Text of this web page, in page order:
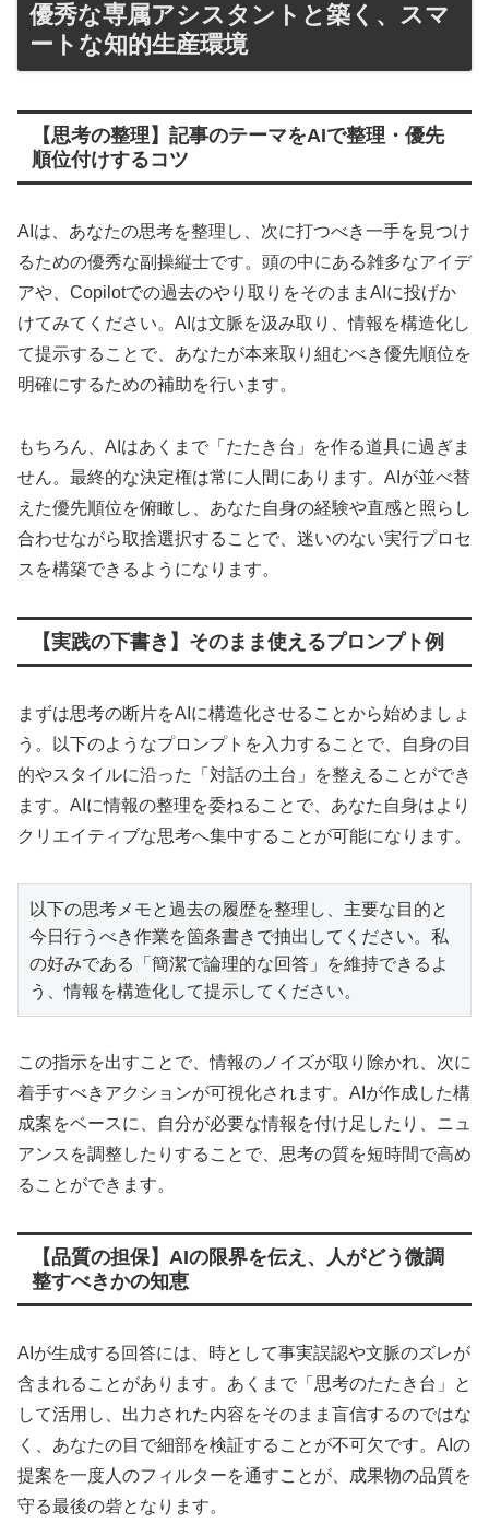
優秀な専属アシスタントと築く、スマ
ートな知的生産環境
【思考の整理】記事のテーマをAIで整理・優先
順位付けするコツ
AIは、あなたの思考を整理し、次に打つべき一手を見つけ
るための優秀な副操縦士です。頭の中にある雑多なアイデ
アや、Copilotでの過去のやり取りをそのままAIに投げか
けてみてください。AIは文脈を汲み取り、情報を構造化し
て提示することで、あなたが本来取り組むべき優先順位を
明確にするための補助を行います。
もちろん、AIはあくまで「たたき台」を作る道具に過ぎま
せん。最終的な決定権は常に人間にあります。AIが並べ替
えた優先順位を俯瞰し、あなた自身の経験や直感と照らし
合わせながら取捨選択することで、迷いのない実行プロセ
スを構築できるようになります。
【実践の下書き】そのまま使えるプロンプト例
まずは思考の断片をAIに構造化させることから始めましょ
う。以下のようなプロンプトを入力することで、自身の目
的やスタイルに沿った「対話の土台」を整えることができ
ます。AIに情報の整理を委ねることで、あなた自身はより
クリエイティブな思考へ集中することが可能になります。
以下の思考メモと過去の履歴を整理し、主要な目的と
今日行うべき作業を箇条書きで抽出してください。私
の好みである「簡潔で論理的な回答」を維持できるよ
う、情報を構造化して提示してください。
この指示を出すことで、情報のノイズが取り除かれ、次に
着手すべきアクションが可視化されます。AIが作成した構
成案をベースに、自分が必要な情報を付け足したり、ニュ
アンスを調整したりすることで、思考の質を短時間で高め
ることができます。
【品質の担保】AIの限界を伝え、人がどう微調
整すべきかの知恵
AIが生成する回答には、時として事実誤認や文脈のズレが
含まれることがあります。あくまで「思考のたたき台」と
して活用し、出力された内容をそのまま盲信するのではな
く、あなたの目で細部を検証することが不可欠です。AIの
提案を一度人のフィルターを通すことが、成果物の品質を
守る最後の砦となります。